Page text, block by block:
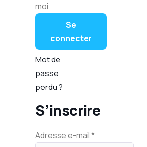
moi
Se
connecter
Mot de
passe
perdu ?
S’inscrire
Adresse e-mail*